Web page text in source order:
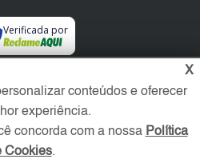
Verificada por
Sociais
X
conteúdos e oferecer
experiência.
concorda com a nossa Política
Cookies.